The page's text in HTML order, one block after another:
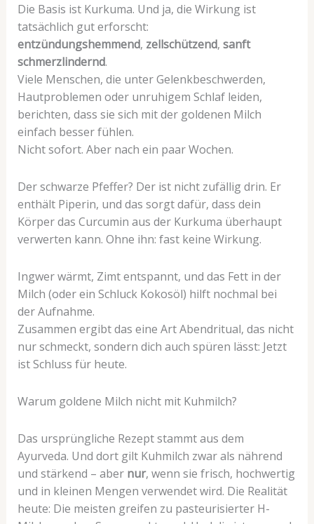
Die Basis ist Kurkuma. Und ja, die Wirkung ist
tatsächlich gut erforscht:
entzündungshemmend, zellschützend, sanft
schmerzlindernd.
Viele Menschen, die unter Gelenkbeschwerden,
Hautproblemen oder unruhigem Schlaf leiden,
berichten, dass sie sich mit der goldenen Milch
einfach besser fühlen.
Nicht sofort. Aber nach ein paar Wochen.
Der schwarze Pfeffer? Der ist nicht zufällig drin. Er
enthält Piperin, und das sorgt dafür, dass dein
Körper das Curcumin aus der Kurkuma überhaupt
verwerten kann. Ohne ihn: fast keine Wirkung.
Ingwer wärmt, Zimt entspannt, und das Fett in der
Milch (oder ein Schluck Kokosöl) hilft nochmal bei
der Aufnahme.
Zusammen ergibt das eine Art Abendritual, das nicht
nur schmeckt, sondern dich auch spüren lässt: Jetzt
ist Schluss für heute.
Warum goldene Milch nicht mit Kuhmilch?
Das ursprüngliche Rezept stammt aus dem
Ayurveda. Und dort gilt Kuhmilch zwar als nährend
und stärkend – aber nur, wenn sie frisch, hochwertig
und in kleinen Mengen verwendet wird. Die Realität
heute: Die meisten greifen zu pasteurisierter H-